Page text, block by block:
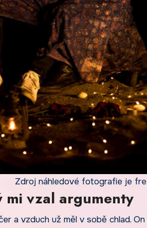
Zdroj náhledové fotografie je
vzal argumenty
a vzduch už měl v sobě chlad.